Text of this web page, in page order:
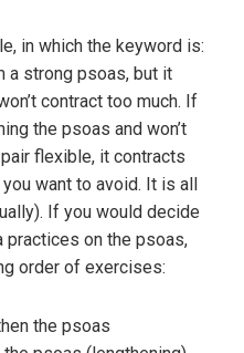
in which the keyword is:
a strong psoas, but it
contract too much. If
the psoas and won’t
flexible, it contracts
want to avoid. It is all
If you would decide
practices on the psoas,
order of exercises:
the psoas